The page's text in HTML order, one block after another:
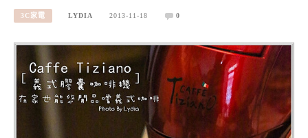
3C家電 LYDIA 2013-11-18 0